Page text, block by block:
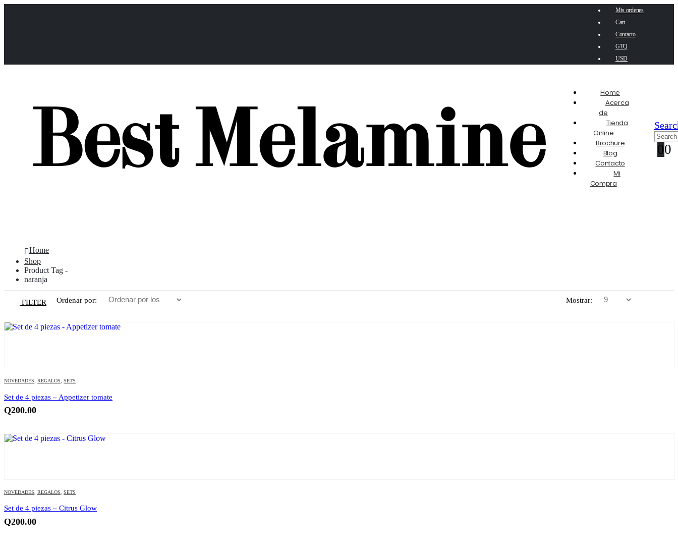
Mis ordenes
Cart
Contacto
GTQ
USD
Home
Acerca
de
Tienda
Online
Brochure
Blog
Contacto
Mi
Compra
00
Home
Shop
Product Tag -
naranja
FILTER Ordenar por: Mostrar:
NOVEDADES REGALOS SETS
Set de 4 piezas – Appetizer tomate
Q200.00
NOVEDADES REGALOS SETS
Set de 4 piezas – Citrus Glow
Q200.00